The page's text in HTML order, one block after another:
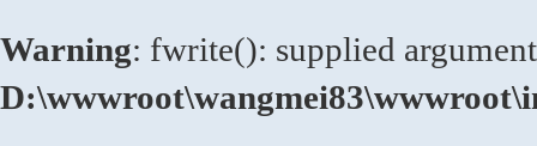
Warning: fwrite(): supplied